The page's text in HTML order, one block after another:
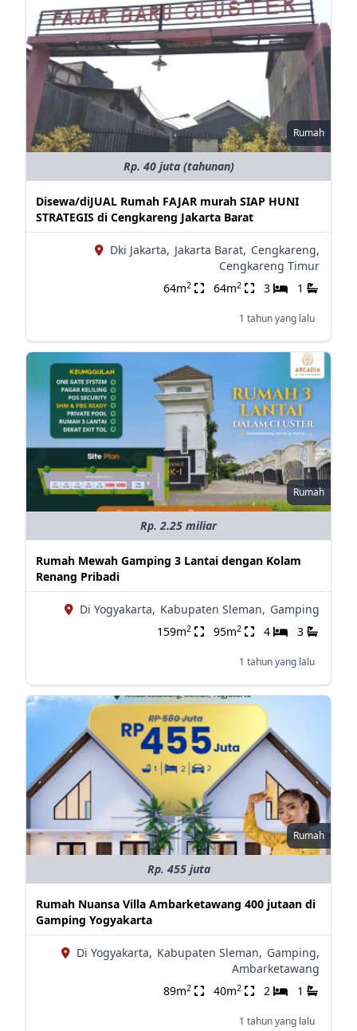
Rumah
Rp. 40 juta (tahunan)
Disewa/diJUAL Rumah FAJAR murah SIAP HUNI
STRATEGIS di Cengkareng Jakarta Barat
Dki Jakarta, Jakarta Barat, Cengkareng,
Cengkareng Timur
64m2 64m2 3 1
1 tahun yang lalu
Rumah
Rp. 2.25 miliar
Rumah Mewah Gamping 3 Lantai dengan Kolam
Renang Pribadi
Di Yogyakarta, Kabupaten Sleman, Gamping
159m2 95m2 4 3
1 tahun yang lalu
Rumah
Rp. 455 juta
Rumah Nuansa Villa Ambarketawang 400 jutaan di
Gamping Yogyakarta
Di Yogyakarta, Kabupaten Sleman, Gamping,
Ambarketawang
89m2 40m2 2 1
1 tahun yang lalu